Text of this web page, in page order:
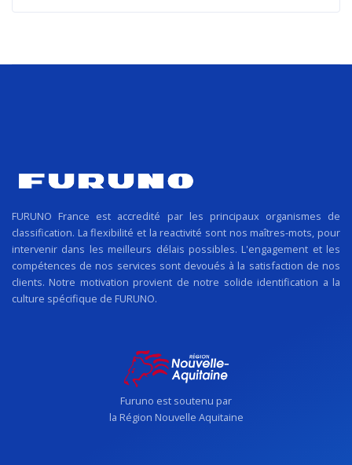
FURUNO France est accredité par les principaux organismes de
classification. La flexibilité et la reactivité sont nos maîtres-mots, pour
intervenir dans les meilleurs délais possibles. L'engagement et les
compétences de nos services sont devoués à la satisfaction de nos
clients. Notre motivation provient de notre solide identification a la
culture spécifique de FURUNO.
Furuno est soutenu par
la Région Nouvelle Aquitaine